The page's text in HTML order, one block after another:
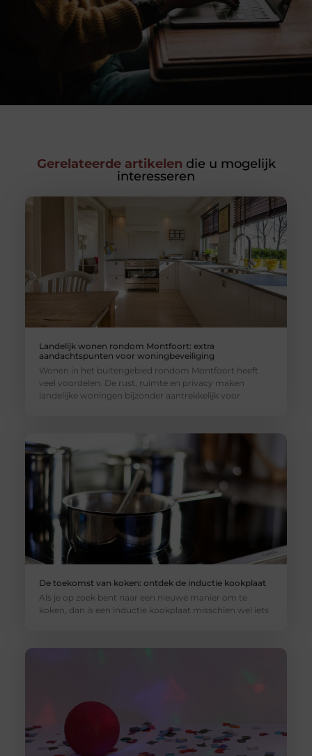
Gerelateerde artikelen die u mogelijk
interesseren
Landelijk wonen rondom Montfoort: extra
aandachtspunten voor woningbeveiliging
Wonen in het buitengebied rondom Montfoort heeft
veel voordelen. De rust, ruimte en privacy maken
landelijke woningen bijzonder aantrekkelijk voor
De toekomst van koken: ontdek de inductie kookplaat
Als je op zoek bent naar een nieuwe manier om te
koken, dan is een inductie kookplaat misschien wel iets